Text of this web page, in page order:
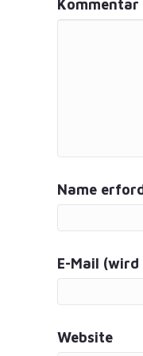
Kommentar
Name
E-Mail
Website